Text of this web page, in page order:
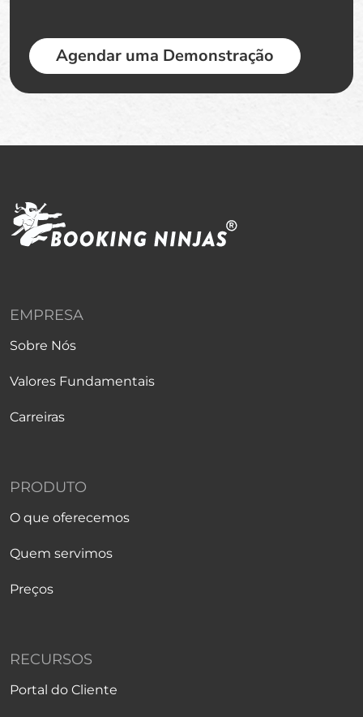
Agendar uma Demonstração
EMPRESA
Sobre Nós
Valores Fundamentais
Carreiras
PRODUTO
O que oferecemos
Quem servimos
Preços
RECURSOS
Portal do Cliente